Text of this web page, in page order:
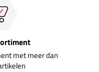
met meer dan